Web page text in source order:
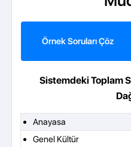
Örnek Soruları Çöz
Sistemdeki Toplam
Anayasa
Genel Kültür